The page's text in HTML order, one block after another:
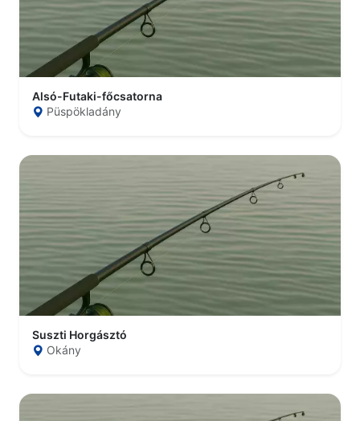
Alsó-Futaki-főcsatorna
Püspökladány
Suszti Horgásztó
Okány